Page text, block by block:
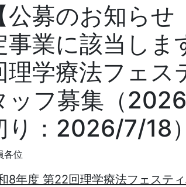
【公募のお知ら
事業に該当しま
理学療法フェ
ッフ募集（
り：2026/7/18）
各位
8年度 第22回理学療法フェステ